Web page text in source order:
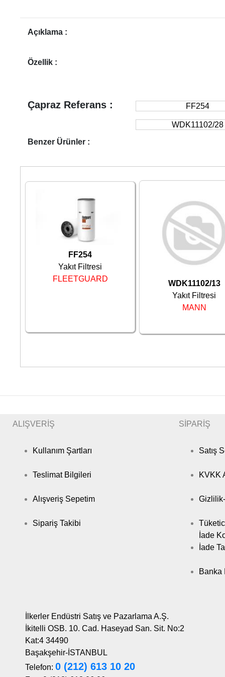
Açıklama :
Özellik :
Çapraz Referans : FF254
WDK11102/28
Benzer Ürünler :
FF254
Yakıt Filtresi
FLEETGUARD
WDK11102/13
Yakıt Filtresi
MANN
ALIŞVERİŞ
Kullanım Şartları
Teslimat Bilgileri
Alışveriş Sepetim
Sipariş Takibi
SİPARİŞ
Satış
KVKK
İade
İade
Banka
İlkerler Endüstri Satış ve Pazarlama A.Ş.
İkitelli OSB. 10. Cad. Haseyad San. Sit. No:2
Kat:4 34490
Başakşehir-İSTANBUL
Telefon: 0 (212) 613 10 20